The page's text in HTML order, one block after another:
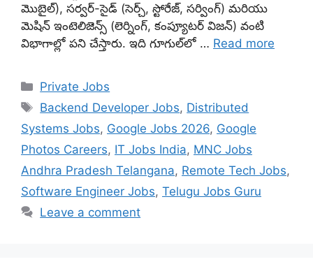
మొబైల్), సర్వర్-సైడ్ (సెర్చ్, స్టోరేజ్, సర్వింగ్) మరియు
మెషిన్ ఇంటెలిజెన్స్ (లెర్నింగ్, కంప్యూటర్ విజన్) వంటి
విభాగాల్లో పని చేస్తారు. ఇది గూగుల్‌లో … Read more
Categories
Private Jobs
Tags
Backend Developer Jobs, Distributed
Systems Jobs, Google Jobs 2026, Google
Photos Careers, IT Jobs India, MNC Jobs
Andhra Pradesh Telangana, Remote Tech Jobs,
Software Engineer Jobs, Telugu Jobs Guru
Leave a comment